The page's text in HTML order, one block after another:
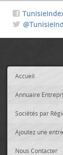
Accueil
Annuaire
Sociétés par
Ajoutez une
Nous Contacter